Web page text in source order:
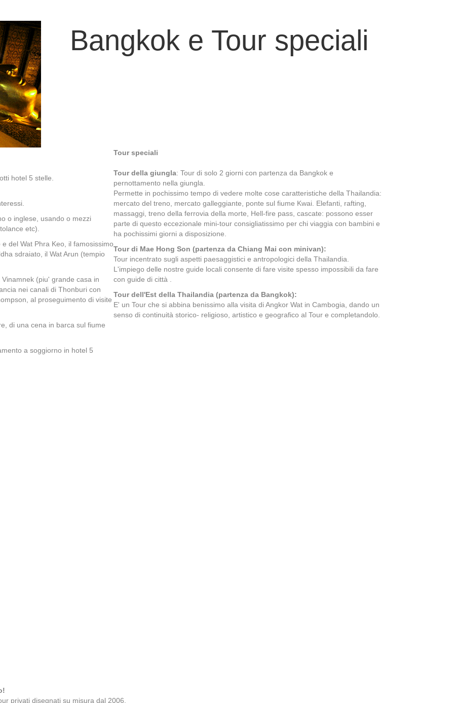
Bangkok e Tour speciali
hotel 5 stelle.
o inglese, usando o mezzi
etc).
del Wat Phra Keo, il famosissimo
sdraiato, il Wat Arun (tempio
(piu' grande casa in
nei canali di Thonburi con
al proseguimento di visite
di una cena in barca sul fiume
a soggiorno in hotel 5
Tour speciali
Tour della giungla: Tour di solo 2 giorni con partenza da Bangkok e
pernottamento nella giungla.
Permette in pochissimo tempo di vedere molte cose caratteristiche della Thailandia:
mercato del treno, mercato galleggiante, ponte sul fiume Kwai. Elefanti, rafting,
massaggi, treno della ferrovia della morte, Hell-fire pass, cascate: possono esser
parte di questo eccezionale mini-tour consigliatissimo per chi viaggia con bambini e
ha pochissimi giorni a disposizione.
Tour di Mae Hong Son (partenza da Chiang Mai con minivan):
Tour incentrato sugli aspetti paesaggistici e antropologici della Thailandia.
L'impiego delle nostre guide locali consente di fare visite spesso impossibili da fare
con guide di città .
Tour dell'Est della Thailandia (partenza da Bangkok):
E' un Tour che si abbina benissimo alla visita di Angkor Wat in Cambogia, dando un
senso di continuità storico- religioso, artistico e geografico al Tour e completandolo.
privati disegnati su misura dal 2006.